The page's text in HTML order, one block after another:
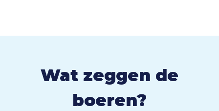
Wat zeggen de
boeren?